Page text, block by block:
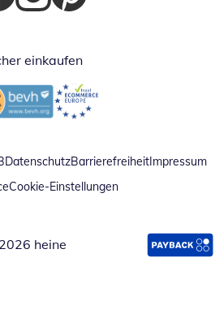
in neuem Fenster
Öffnet in neuem Fenster
Öffnet in neuem Fenster
einkaufen
in neuem FensterÖffnet in neuem Fenster
DatenschutzBarrierefreiheitImpressum
Cookie-Einstellungen
heine